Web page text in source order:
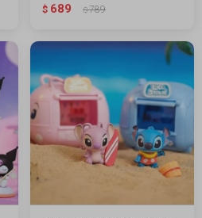
$ 689 $789